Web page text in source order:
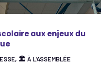
aux enjeux du
, 🏛 À L'ASSEMBLÉE